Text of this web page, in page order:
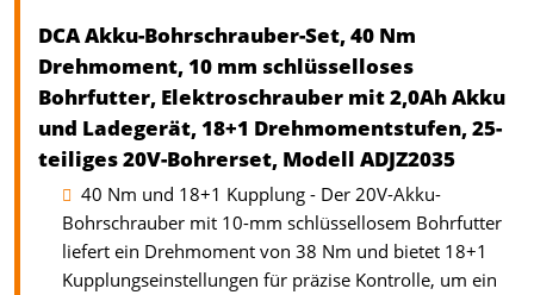
DCA Akku-Bohrschrauber-Set, 40 Nm
Drehmoment, 10 mm schlüsselloses
Bohrfutter, Elektroschrauber mit 2,0Ah Akku
und Ladegerät, 18+1 Drehmomentstufen, 25-
teiliges 20V-Bohrerset, Modell ADJZ2035
40 Nm und 18+1 Kupplung - Der 20V-Akku-
Bohrschrauber mit 10-mm schlüssellosem Bohrfutter
liefert ein Drehmoment von 38 Nm und bietet 18+1
Kupplungseinstellungen für präzise Kontrolle, um ein